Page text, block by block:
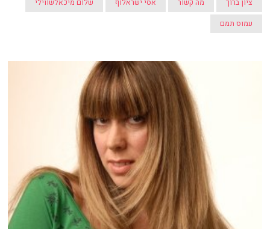
ציון ברוך מה קשור אסי ישראלוף
שלום מיכאלשווילי
עמוס תמם